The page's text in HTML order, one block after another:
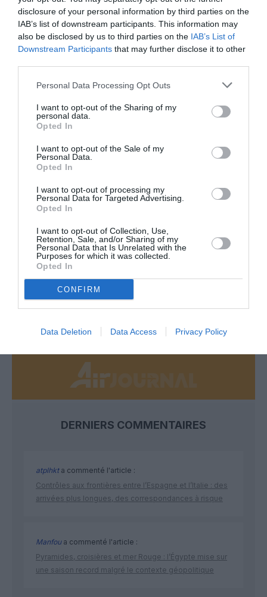
disclosure of your personal information by third parties on the
IAB’s list of downstream participants. This information may
also be disclosed by us to third parties on the IAB’s List of
Downstream Participants that may further disclose it to other
Personal Data Processing Opt Outs
I want to opt-out of the Sharing of my
personal data.
Opted In
I want to opt-out of the Sale of my
Personal Data.
Opted In
I want to opt-out of processing my
Personal Data for Targeted Advertising.
Opted In
I want to opt-out of Collection, Use,
Retention, Sale, and/or Sharing of my
Personal Data that Is Unrelated with the
Purposes for which it was collected.
Opted In
CONFIRM
Data Deletion Data Access Privacy Policy
Amstein Jacques a commenté :
22 juin 2018 - 14 h 27 min
Dommage que la langue française n’est plus considérée
comme valeur, mais uniquement l’allemand ou l’anglais.
Je reconnais tout fois la qualité des services, impeccable.
RÉPONDRE
Appel aux lecteurs !
Soutenez Air Journal participez
développement !
DERNIERS COMMENTAIRES
atplhkta commenté l'article :
Contrôles aux frontières entre l’Espagne et l’Italie : des
arrivées plus longues, des correspondances à risque
Manfoua commenté l'article :
Pyramides, croisières et mer Rouge : l’Égypte mise sur
une saison record malgré le contexte géopolitique